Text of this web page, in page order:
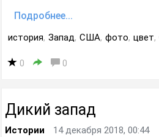
Подробнее...
история, Запад, США, фото, цвет,
0 0
Дикий запад
Истории 14 декабря 2018, 00:44